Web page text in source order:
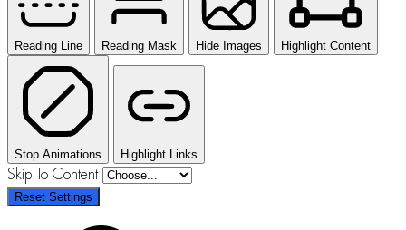
Reading Line Reading Mask Hide Images Highlight Content
Stop Animations Highlight Links
Skip To Content
Reset Settings